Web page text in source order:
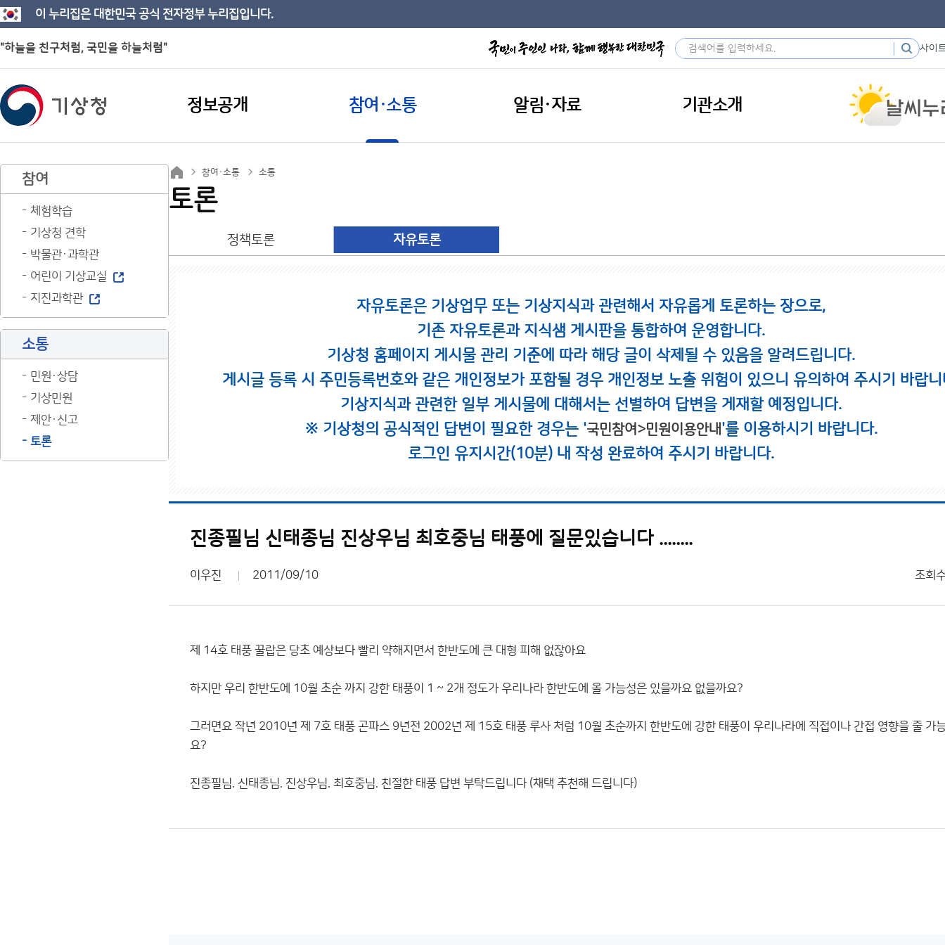
이 누리집은 대한민국 공식 전자정부 누리집입니다.
"하늘을 친구처럼, 국민을 하늘처럼" 사이
정보공개 참여·소통 알림·자료 기관소개
참여
체험학습
기상청 견학
박물관·과학관
어린이 기상교실
지진과학관
소통
민원·상담
기상민원
제안·신고
토론
참여·소통 소통
토론
정책토론 자유토론
자유토론은 기상업무 또는 기상지식과 관련해서 자유롭게 토론하는 장으로,
기존 자유토론과 지식샘 게시판을 통합하여 운영합니다.
기상청 홈페이지 게시물 관리 기준에 따라 해당 글이 삭제될 수 있음을 알려드립니다.
게시글 등록 시 주민등록번호와 같은 개인정보가 포함될 경우 개인정보 노출 위험이 있으니 유의하여 주시기 바랍니
기상지식과 관련한 일부 게시물에 대해서는 선별하여 답변을 게재할 예정입니다.
※ 기상청의 공식적인 답변이 필요한 경우는 '국민참여>민원이용안내'를 이용하시기 바랍니다.
로그인 유지시간(10분) 내 작성 완료하여 주시기 바랍니다.
진종필님 신태종님 진상우님 최호중님 태풍에 질문있습니다 ........
이우진 2011/09/10 조회
제 14호 태풍 꿀랍은 당초 예상보다 빨리 약해지면서 한반도에 큰 대형 피해 없잖아요
하지만 우리 한반도에 10월 초순 까지 강한 태풍이 1 ~ 2개 정도가 우리나라 한반도에 올 가능성은 있을까요 없을까요?
그러면요 작년 2010년 제 7호 태풍 곤파스 9년전 2002년 제 15호 태풍 루사 처럼 10월 초순까지 한반도에 강한 태풍이 우리나라에 직접이나 간접 영향을 줄 가
요?
진종필님. 신태종님. 진상우님. 최호중님. 친절한 태풍 답변 부탁드립니다 (채택 추천해 드립니다)